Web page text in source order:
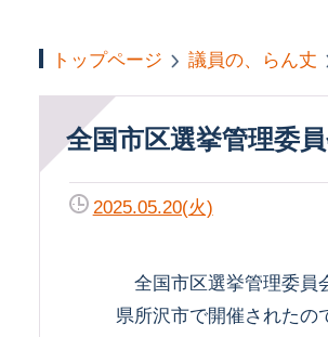
トップページ 議員の、らん丈
全国市区選挙管理委
2025.05.20(火)
全国市区選挙管理委員
県所沢市で開催されたの